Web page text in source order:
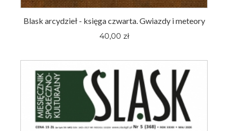
Blask arcydzieł - księga czwarta. Gwiazdy i meteory
40,00 zł